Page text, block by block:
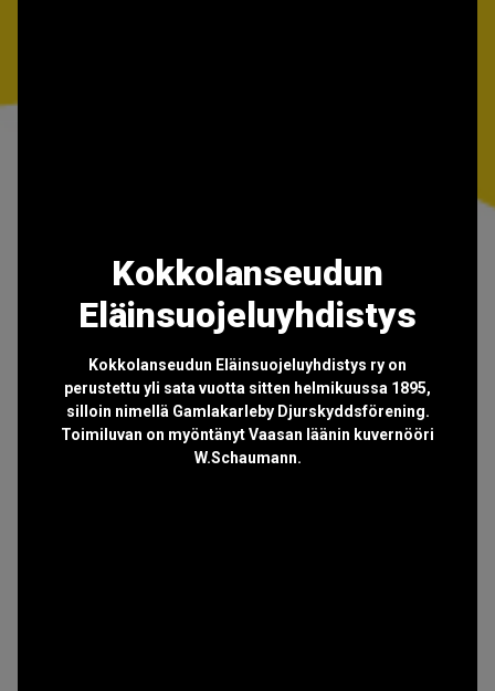
Kokkolanseudun
Eläinsuojeluyhdistys
Kokkolanseudun Eläinsuojeluyhdistys ry on
perustettu yli sata vuotta sitten helmikuussa 1895,
silloin nimellä Gamlakarleby Djurskyddsförening.
Toimiluvan on myöntänyt Vaasan läänin kuvernööri
W.Schaumann.